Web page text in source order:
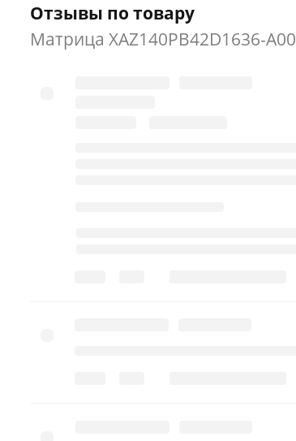
Отзывы по товару
Матрица XAZ140PB42D1636-